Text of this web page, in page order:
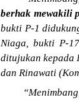
berhak mewakili
bukti P-1
Niaga, bukti P-
ditujukan kepada
dan Rinawati